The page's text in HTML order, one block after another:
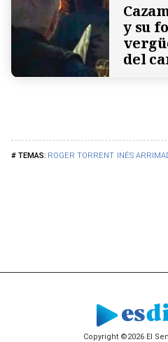
ROGER TORRENT INÉS
y su
del
Copyright ©2026 El